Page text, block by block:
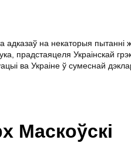
на некаторыя пытанні
прадстаяцеля Украінскай
ва Украіне ў сумеснай
Маскоўскі